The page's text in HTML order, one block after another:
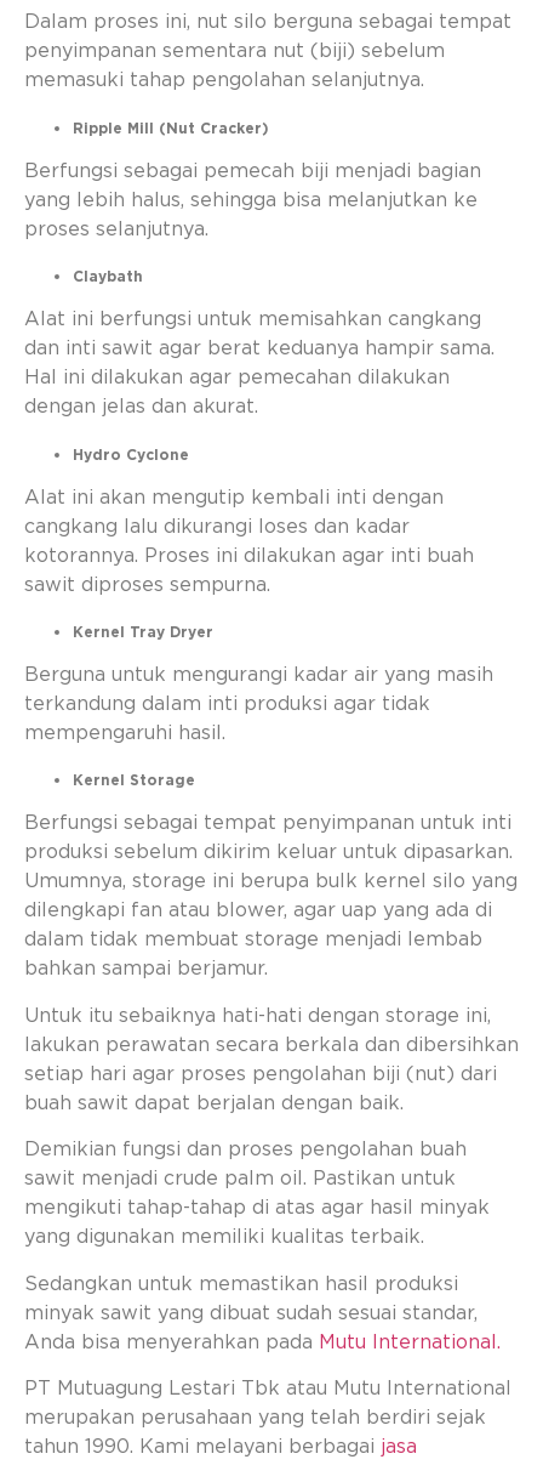
Dalam proses ini, nut silo berguna sebagai tempat
penyimpanan sementara nut (biji) sebelum
memasuki tahap pengolahan selanjutnya.
Ripple Mill (Nut Cracker)
Berfungsi sebagai pemecah biji menjadi bagian
yang lebih halus, sehingga bisa melanjutkan ke
proses selanjutnya.
Claybath
Alat ini berfungsi untuk memisahkan cangkang
dan inti sawit agar berat keduanya hampir sama.
Hal ini dilakukan agar pemecahan dilakukan
dengan jelas dan akurat.
Hydro Cyclone
Alat ini akan mengutip kembali inti dengan
cangkang lalu dikurangi loses dan kadar
kotorannya. Proses ini dilakukan agar inti buah
sawit diproses sempurna.
Kernel Tray Dryer
Berguna untuk mengurangi kadar air yang masih
terkandung dalam inti produksi agar tidak
mempengaruhi hasil.
Kernel Storage
Berfungsi sebagai tempat penyimpanan untuk inti
produksi sebelum dikirim keluar untuk dipasarkan.
Umumnya, storage ini berupa bulk kernel silo yang
dilengkapi fan atau blower, agar uap yang ada di
dalam tidak membuat storage menjadi lembab
bahkan sampai berjamur.
Untuk itu sebaiknya hati-hati dengan storage ini,
lakukan perawatan secara berkala dan dibersihkan
setiap hari agar proses pengolahan biji (nut) dari
buah sawit dapat berjalan dengan baik.
Demikian fungsi dan proses pengolahan buah
sawit menjadi crude palm oil. Pastikan untuk
mengikuti tahap-tahap di atas agar hasil minyak
yang digunakan memiliki kualitas terbaik.
Sedangkan untuk memastikan hasil produksi
minyak sawit yang dibuat sudah sesuai standar,
Anda bisa menyerahkan pada Mutu International.
PT Mutuagung Lestari Tbk atau Mutu International
merupakan perusahaan yang telah berdiri sejak
tahun 1990. Kami melayani berbagai jasa